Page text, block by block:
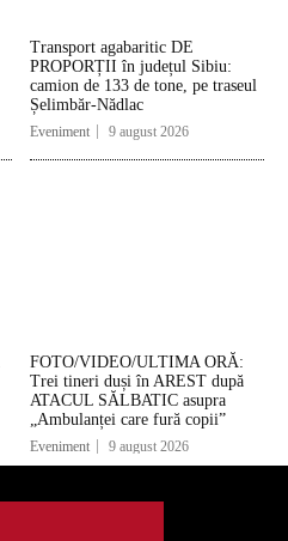
Transport agabaritic DE
PROPORȚII în județul Sibiu:
camion de 133 de tone, pe traseul
Șelimbăr-Nădlac
Eveniment 9 august 2026
FOTO/VIDEO/ULTIMA ORĂ:
Trei tineri duși în AREST după
ATACUL SĂLBATIC asupra
„Ambulanței care fură copii”
Eveniment 9 august 2026